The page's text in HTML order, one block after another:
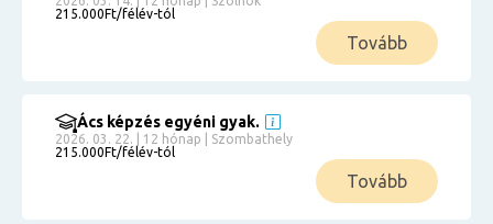
215.000Ft/félév-tól
Tovább
Ács képzés egyéni gyak.
2026. 03. 22. | 12 hónap | Szombathely
215.000Ft/félév-tól
Tovább